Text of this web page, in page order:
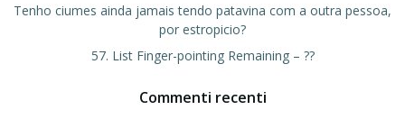
Tenho ciumes ainda jamais tendo patavina com a outra pessoa,
por estropicio?
57. List Finger-pointing Remaining – ??
Commenti recenti